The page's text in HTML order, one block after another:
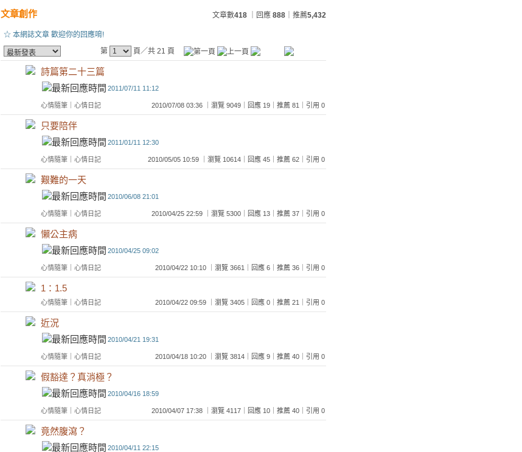
文章創作 文章數418 ｜回應 888 ｜推薦5,432
☆ 本網誌文章 歡迎你的回應唷!
第
頁／共 21 頁
詩篇第二十三篇
2011/07/11 11:12
心情隨筆 心情日記 2010/07/08 03:36 ｜瀏覽 9049｜回應 19｜推薦 81｜引用 0
只要陪伴
2011/01/11 12:30
心情隨筆 心情日記 2010/05/05 10:59 ｜瀏覽 10614｜回應 45｜推薦 62｜引用 0
艱難的一天
2010/06/08 21:01
心情隨筆 心情日記 2010/04/25 22:59 ｜瀏覽 5300｜回應 13｜推薦 37｜引用 0
懶公主病
2010/04/25 09:02
心情隨筆 心情日記 2010/04/22 10:10 ｜瀏覽 3661｜回應 6｜推薦 36｜引用 0
1：1.5
心情隨筆 心情日記 2010/04/22 09:59 ｜瀏覽 3405｜回應 0｜推薦 21｜引用 0
近況
2010/04/21 19:31
心情隨筆 心情日記 2010/04/18 10:20 ｜瀏覽 3814｜回應 9｜推薦 40｜引用 0
假豁達？真消極？
2010/04/16 18:59
心情隨筆 心情日記 2010/04/07 17:38 ｜瀏覽 4117｜回應 10｜推薦 40｜引用 0
竟然腹瀉？
2010/04/11 22:15